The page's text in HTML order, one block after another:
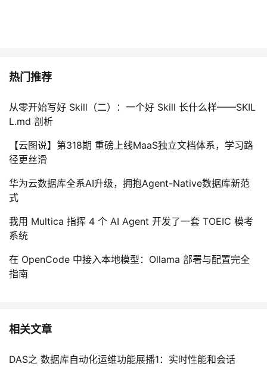
热门推荐
从零开始写好 Skill（二）：一个好 Skill 长什么样——SKIL
L.md 剖析
【云图说】第318期 重磅上线MaaS独立文档体系，学习路
径更丝滑
华为云数据库全系AI升级，拥抱Agent-Native数据库新范
式
我用 Multica 指挥 4 个 AI Agent 开发了一套 TOEIC 模考
系统
在 OpenCode 中接入本地模型：Ollama 部署与配置完全
指南
相关文章
DAS之 数据库自动化运维功能展播1：实时性能和会话